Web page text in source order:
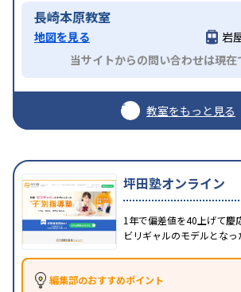
長崎本原教室
地図を見る
岩
当サイトからの問い合わせは現在
教室をもっと見る
坪田塾オンライン
1年で偏差値を40上げて慶
ビリギャルのモデルとな
編集部のおすすめポイント